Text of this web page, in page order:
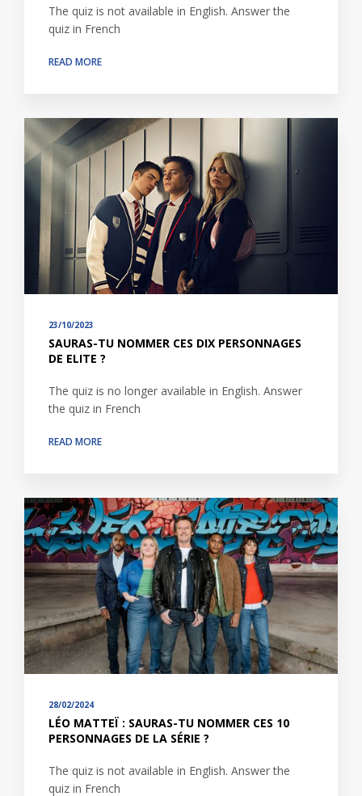
The quiz is not available in English. Answer the
quiz in French
READ MORE
23/10/2023
SAURAS-TU NOMMER CES DIX PERSONNAGES
DE ELITE ?
The quiz is no longer available in English. Answer
the quiz in French
READ MORE
28/02/2024
LÉO MATTEÏ : SAURAS-TU NOMMER CES 10
PERSONNAGES DE LA SÉRIE ?
The quiz is not available in English. Answer the
quiz in French